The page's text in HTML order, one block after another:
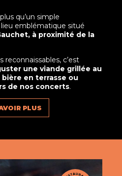
qu’un simple
lieu emblématique situé
à proximité de la
reconnaissables, c’est
une viande grillée au
en terrasse ou
de nos concerts.
PLUS